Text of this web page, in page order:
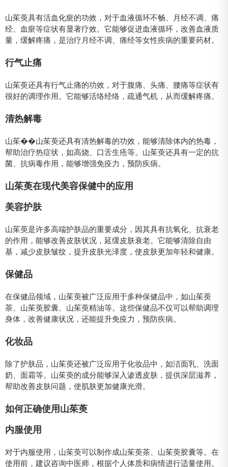
山茱萸具有活血化瘀的功效，对于血液循环不畅、月经不调、痛
经、血瘀等症状有显著疗效。它能够促进血液循环，改善血液质
量，缓解疼痛，是治疗月经不调、痛经等女性疾病的重要药材。
行气止痛
山茱萸还具有行气止痛的功效，对于腹痛、头痛、腰痛等症状有
很好的调理作用。它能够活络经络，疏通气机，从而缓解疼痛。
清热解毒
山茱��山茱萸还具有清热解毒的功效，能够清除体内的热毒，
帮助治疗热症状，如高烧、口舌生疮等。山茱萸还具有一定的抗
菌、抗病毒作用，能够增强免疫力，预防疾病。
山茱萸在现代美容保健中的应用
美容护肤
山茱萸是许多高端护肤品的重要成分，因其具有抗氧化、抗衰老
的作用，能够改善皮肤状况，延缓皮肤衰老。它能够清除自由
基，减少皮肤皱纹，提升皮肤光泽度，使皮肤更加年轻和健康。
保健品
在保健品领域，山茱萸被广泛应用于多种保健品中，如山茱萸
茶、山茱萸胶囊、山茱萸精油等。这些保健品不仅可以帮助调理
身体，改善健康状况，还能提升免疫力，预防疾病。
化妆品
除了护肤品，山茱萸还被广泛应用于化妆品中，如洁面乳、洗面
奶、面霜等。山茱萸的成分能够深入渗透皮肤，提供深层滋养，
帮助改善皮肤问题，使肌肤更加健康光滑。
如何正确使用山茱萸
内服使用
对于内服使用，山茱萸可以制作成山茱萸茶、山茱萸胶囊等。在
使用前，建议咨询中医师，根据个人体质和病情进行适量使用。